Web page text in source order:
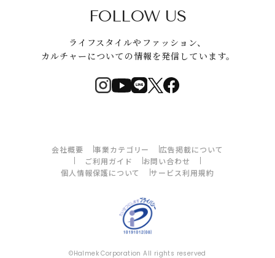
FOLLOW US
ライフスタイルやファッション、
カルチャーについての情報を発信しています。
会社概要 事業カテゴリー
広告掲載について
ご利用ガイド
お問い合わせ
個人情報保護について
サービス利用規約
©Halmek Corporation All rights reserved